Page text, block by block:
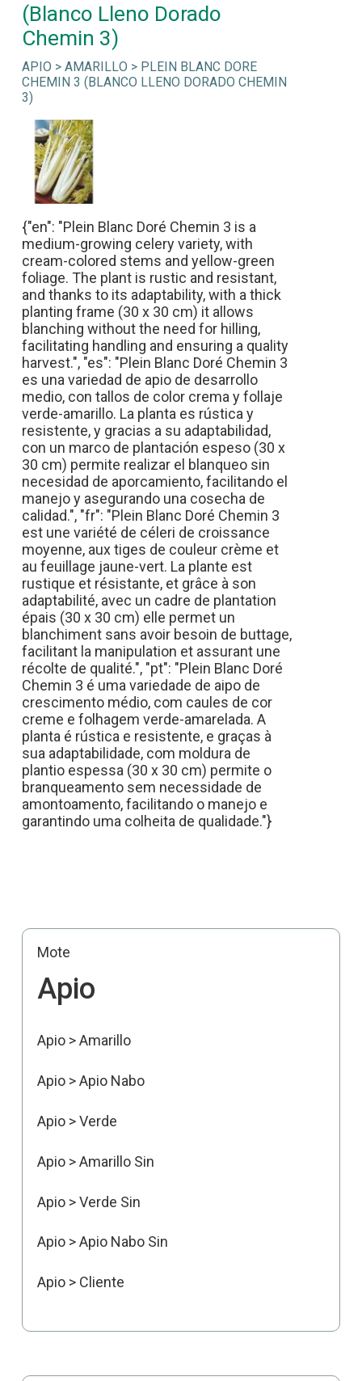
(Blanco Lleno Dorado
Chemin 3)
APIO > AMARILLO > PLEIN BLANC DORE
CHEMIN 3 (BLANCO LLENO DORADO CHEMIN
3)
{"en": "Plein Blanc Doré Chemin 3 is a
medium-growing celery variety, with
cream-colored stems and yellow-green
foliage. The plant is rustic and resistant,
and thanks to its adaptability, with a thick
planting frame (30 x 30 cm) it allows
blanching without the need for hilling,
facilitating handling and ensuring a quality
harvest.", "es": "Plein Blanc Doré Chemin 3
es una variedad de apio de desarrollo
medio, con tallos de color crema y follaje
verde-amarillo. La planta es rústica y
resistente, y gracias a su adaptabilidad,
con un marco de plantación espeso (30 x
30 cm) permite realizar el blanqueo sin
necesidad de aporcamiento, facilitando el
manejo y asegurando una cosecha de
calidad.", "fr": "Plein Blanc Doré Chemin 3
est une variété de céleri de croissance
moyenne, aux tiges de couleur crème et
au feuillage jaune-vert. La plante est
rustique et résistante, et grâce à son
adaptabilité, avec un cadre de plantation
épais (30 x 30 cm) elle permet un
blanchiment sans avoir besoin de buttage,
facilitant la manipulation et assurant une
récolte de qualité.", "pt": "Plein Blanc Doré
Chemin 3 é uma variedade de aipo de
crescimento médio, com caules de cor
creme e folhagem verde-amarelada. A
planta é rústica e resistente, e graças à
sua adaptabilidade, com moldura de
plantio espessa (30 x 30 cm) permite o
branqueamento sem necessidade de
amontoamento, facilitando o manejo e
garantindo uma colheita de qualidade."}
Mote
Apio
Apio > Amarillo
Apio > Apio Nabo
Apio > Verde
Apio > Amarillo Sin
Apio > Verde Sin
Apio > Apio Nabo Sin
Apio > Cliente